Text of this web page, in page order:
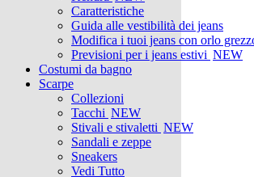
Caratteristiche
Guida alle vestibilità dei jeans
Modifica i tuoi jeans con orlo
Previsioni per i jeans estivi NEW
Costumi da bagno
Scarpe
Collezioni
Tacchi NEW
Stivali e stivaletti NEW
Sandali e zeppe
Sneakers
Vedi Tutto